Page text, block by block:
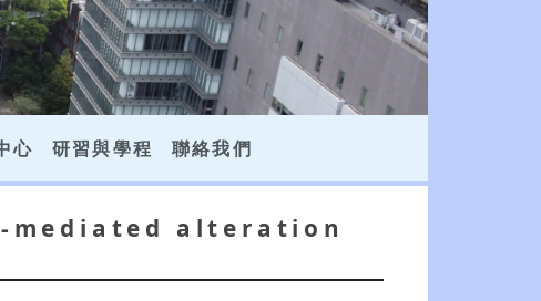
心 研習與學程 聯絡我們
mediated alteration